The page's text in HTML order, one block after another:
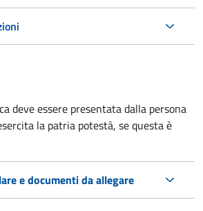
deve essere presentata dalla persona
la patria potestà, se questa è
e documenti da allegare